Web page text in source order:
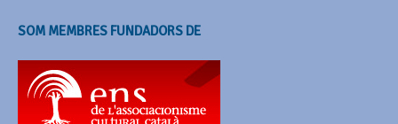
SOM MEMBRES FUNDADORS DE